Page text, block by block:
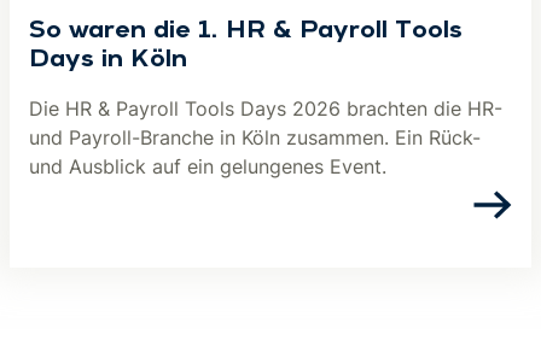
So waren die 1. HR & Payroll Tools
Days in Köln
Die HR & Payroll Tools Days 2026 brachten die HR-
und Payroll-Branche in Köln zusammen. Ein Rück-
und Ausblick auf ein gelungenes Event.